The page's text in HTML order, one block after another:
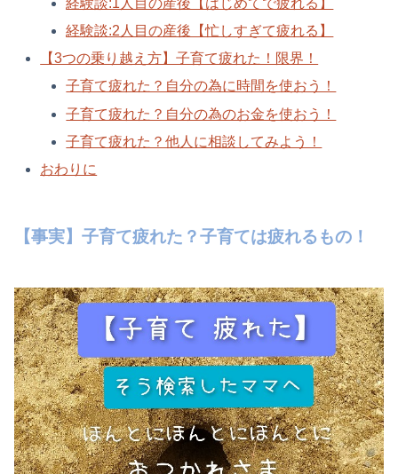
経験談:2人目の産後【忙しすぎて疲れる】
【3つの乗り越え方】子育て疲れた！限界！
子育て疲れた？自分の為に時間を使おう！
子育て疲れた？自分の為のお金を使おう！
子育て疲れた？他人に相談してみよう！
おわりに
【事実】子育て疲れた？子育ては疲れるもの！